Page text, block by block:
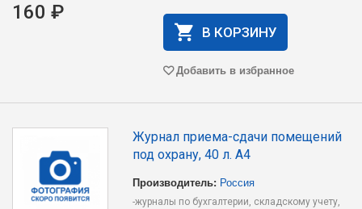
160 ₽
В КОРЗИНУ
Добавить в избранное
Журнал приема-сдачи помещений
под охрану, 40 л. А4
Производитель: Россия
-журналы по бухгалтерии, складскому учету,